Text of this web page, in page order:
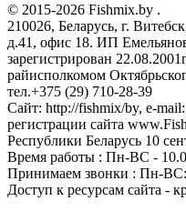
© 2015-2026 Fishmix.by .
210026, Беларусь, г.
д.41, офис 18. ИП
зарегистрирован
райисполкомом
тел.+375 (29) 710-28-39
Сайт: http://fishmix/by, e-
регистрации сайта
Республики Беларусь 10
Время работы : Пн-ВС -
Принимаем звонки : Пн-ВС:
Доступ к ресурсам сайта -